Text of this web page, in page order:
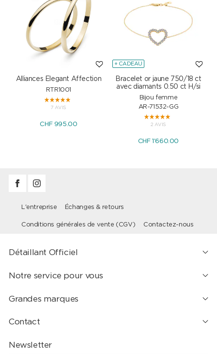
Alliances Elegant Affection
RTR1001
7 AVIS
CHF 995.00
+ CADEAU
Bracelet or jaune 750/18 ct
avec diamants 0.50 ct H/si
Bijou femme
AR-71532-GG
2 AVIS
CHF 1'660.00
L'entreprise Échanges & retours
Conditions générales de vente (CGV) Contactez-nous
Détaillant Officiel
Notre service pour vous
Grandes marques
Contact
Newsletter